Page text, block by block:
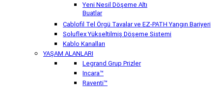
Yeni Nesil Döşeme Altı
Buatlar
Cablofil Tel Örgü Tavalar ve EZ-PATH Yangın Bariyeri
Soluflex Yükseltilmiş Döşeme Sistemi
Kablo Kanalları
YAŞAM ALANLARI
Legrand Grup Prizler
Incara™
Raventi™